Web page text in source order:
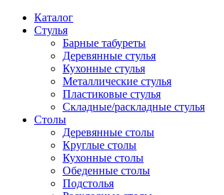
Каталог
Стулья
Барные табуреты
Деревянные стулья
Кухонные стулья
Металлические стулья
Пластиковые стулья
Складные/раскладные стулья
Столы
Деревянные столы
Круглые столы
Кухонные столы
Обеденные столы
Подстолья